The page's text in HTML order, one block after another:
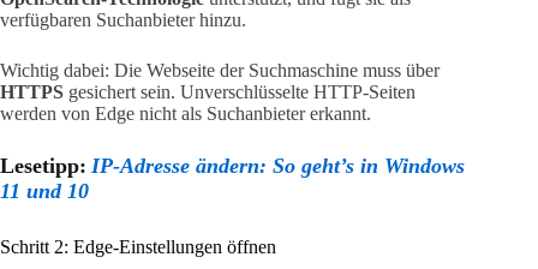
verfügbaren Suchanbieter hinzu.
Wichtig dabei: Die Webseite der Suchmaschine muss über
HTTPS gesichert sein. Unverschlüsselte HTTP-Seiten
werden von Edge nicht als Suchanbieter erkannt.
Lesetipp: IP-Adresse ändern: So geht’s in Windows
11 und 10
Schritt 2: Edge-Einstellungen öffnen